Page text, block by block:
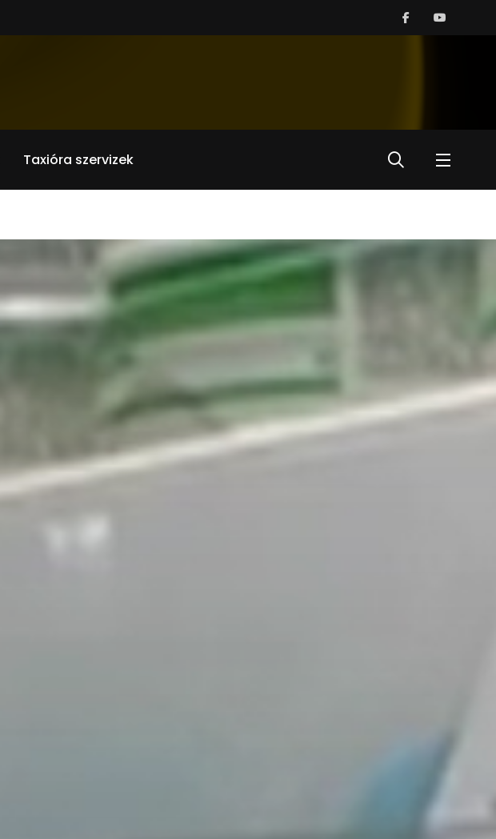
Taxióra szervizek